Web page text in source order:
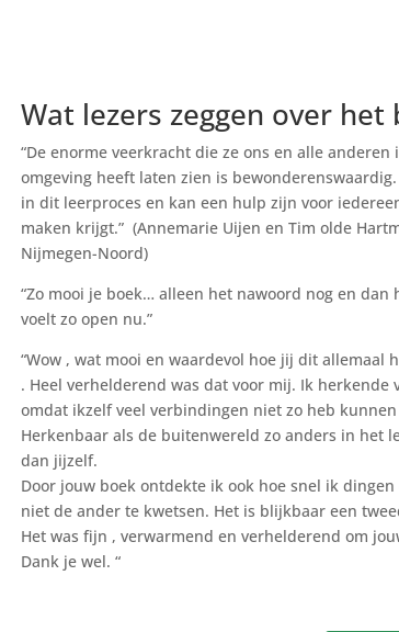
Wat lezers zeggen over het
“De enorme veerkracht die ze ons en alle anderen
omgeving heeft laten zien is
in dit leerproces en kan een hulp zijn voor
maken krijgt.” (Annemarie Uijen en Tim olde
Nijmegen-Noord)
“Zo mooi je boek… alleen het nawoord nog en dan
voelt zo open nu.”
“Wow , wat mooi en waardevol hoe jij dit allemaal
. Heel verhelderend was dat voor mij. Ik herkende
omdat ikzelf veel verbindingen niet zo heb kunnen
Herkenbaar als de buitenwereld zo anders in het
dan jijzelf.
Door jouw boek ontdekte ik ook hoe snel ik
niet de ander te kwetsen. Het is blijkbaar een
Het was fijn , verwarmend en verhelderend om
Dank je wel. “